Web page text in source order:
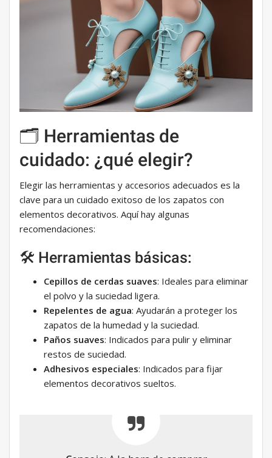
🗂️ Herramientas de
cuidado: ¿qué elegir?
Elegir las herramientas y accesorios adecuados es la
clave para un cuidado exitoso de los zapatos con
elementos decorativos. Aquí hay algunas
recomendaciones:
🛠️ Herramientas básicas:
Cepillos de cerdas suaves: Ideales para eliminar
el polvo y la suciedad ligera.
Repelentes de agua: Ayudarán a proteger los
zapatos de la humedad y la suciedad.
Paños suaves: Indicados para pulir y eliminar
restos de suciedad.
Adhesivos especiales: Indicados para fijar
elementos decorativos sueltos.